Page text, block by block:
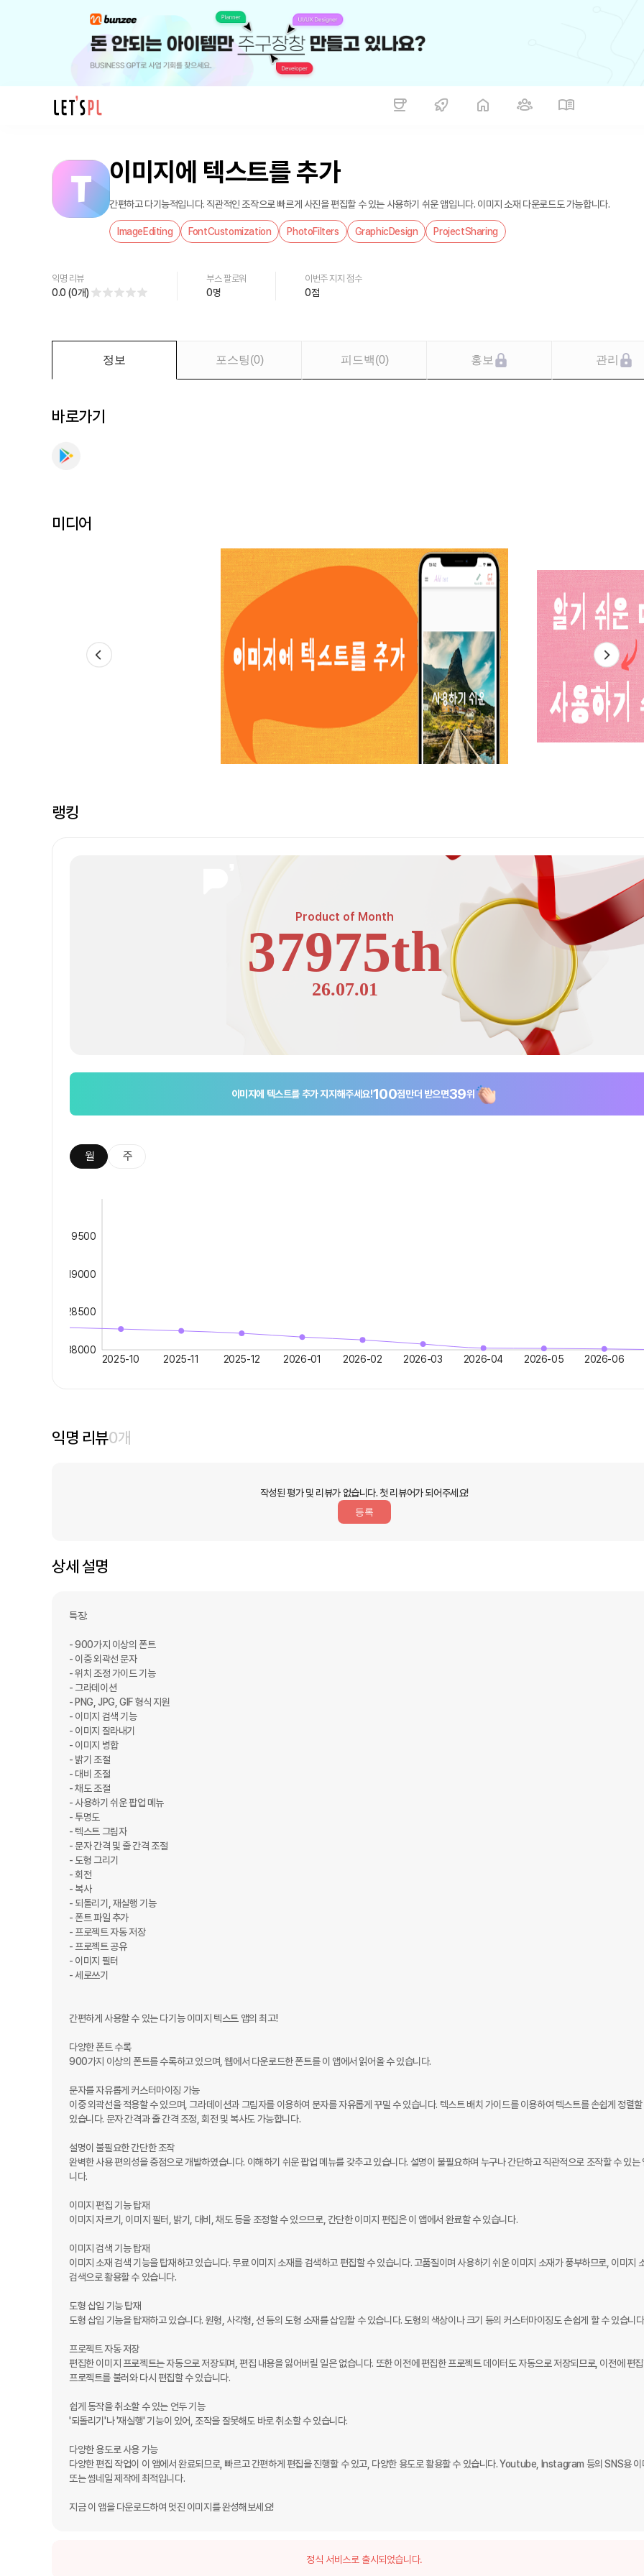
이미지에 텍스트를 추가
간편하고 다기능적입니다. 직관적인 조작으로 빠르게 사진을 편집할 수 있는 사용하기 쉬운 앱입니다. 이미지 소재 다운로드도 가능합니다.
ImageEditing FontCustomization PhotoFilters GraphicDesign ProjectSharing
익명 리뷰
0.0(0개)
부스 팔로워
0명
이번주 지지 점수
0점
정보 포스팅(0) 피드백(0) 홍보 관리
바로가기
미디어
랭킹
Product of Month
37975th
26.07.01
이미지에 텍스트를 추가지지해주세요!100점만더 받으면39위
월 주
2025-10 2025-11 2025-12 2026-01 2026-02 2026-03 2026-04 2026-05 2026-06
9500
19000
28500
38000
익명 리뷰0개
작성된 평가 및 리뷰가 없습니다. 첫 리뷰어가 되어주세요!
등록
상세 설명
특징:
- 900가지 이상의 폰트
- 이중 외곽선 문자
- 위치 조정 가이드 기능
- 그라데이션
- PNG, JPG, GIF 형식 지원
- 이미지 검색 기능
- 이미지 잘라내기
- 이미지 병합
- 밝기 조절
- 대비 조절
- 채도 조절
- 사용하기 쉬운 팝업 메뉴
- 투명도
- 텍스트 그림자
- 문자 간격 및 줄 간격 조절
- 도형 그리기
- 회전
- 복사
- 되돌리기, 재실행 기능
- 폰트 파일 추가
- 프로젝트 자동 저장
- 프로젝트 공유
- 이미지 필터
- 세로쓰기
간편하게 사용할 수 있는 다기능 이미지 텍스트 앱의 최고!
다양한 폰트 수록
900가지 이상의 폰트를 수록하고 있으며, 웹에서 다운로드한 폰트를 이 앱에서 읽어올 수 있습니다.
문자를 자유롭게 커스터마이징 가능
이중 외곽선을 적용할 수 있으며, 그라데이션과 그림자를 이용하여 문자를 자유롭게 꾸밀 수 있습니다. 텍스트 배치 가이드를 이용하여 텍스트를 손쉽게 정렬
있습니다. 문자 간격과 줄 간격 조정, 회전 및 복사도 가능합니다.
설명이 불필요한 간단한 조작
완벽한 사용 편의성을 중점으로 개발하였습니다. 이해하기 쉬운 팝업 메뉴를 갖추고 있습니다. 설명이 불필요하며 누구나 간단하고 직관적으로 조작할 수 있는
니다.
이미지 편집 기능 탑재
이미지 자르기, 이미지 필터, 밝기, 대비, 채도 등을 조정할 수 있으므로, 간단한 이미지 편집은 이 앱에서 완료할 수 있습니다.
이미지 검색 기능 탑재
이미지 소재 검색 기능을 탑재하고 있습니다. 무료 이미지 소재를 검색하고 편집할 수 있습니다. 고품질이며 사용하기 쉬운 이미지 소재가 풍부하므로, 이미지
검색으로 활용할 수 있습니다.
도형 삽입 기능 탑재
도형 삽입 기능을 탑재하고 있습니다. 원형, 사각형, 선 등의 도형 소재를 삽입할 수 있습니다. 도형의 색상이나 크기 등의 커스터마이징도 손쉽게 할 수 있습니
프로젝트 자동 저장
편집한 이미지 프로젝트는 자동으로 저장되며, 편집 내용을 잃어버릴 일은 없습니다. 또한 이전에 편집한 프로젝트 데이터도 자동으로 저장되므로, 이전에 편
프로젝트를 불러와 다시 편집할 수 있습니다.
쉽게 동작을 취소할 수 있는 언두 기능
'되돌리기'나 '재실행' 기능이 있어, 조작을 잘못해도 바로 취소할 수 있습니다.
다양한 용도로 사용 가능
다양한 편집 작업이 이 앱에서 완료되므로, 빠르고 간편하게 편집을 진행할 수 있고, 다양한 용도로 활용할 수 있습니다. Youtube, Instagram 등의 SNS용 이
또는 썸네일 제작에 최적입니다.
지금 이 앱을 다운로드하여 멋진 이미지를 완성해보세요!
정식 서비스로 출시되었습니다.